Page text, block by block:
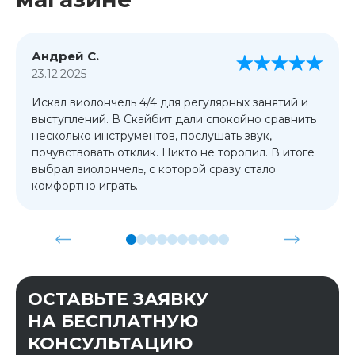
Андрей С.
23.12.2025
Искал виолончель 4/4 для регулярных занятий и
выступлений. В Скайбит дали спокойно сравнить
несколько инструментов, послушать звук,
почувствовать отклик. Никто не торопил. В итоге
выбрал виолончель, с которой сразу стало
комфортно играть.
ОСТАВЬТЕ ЗАЯВКУ
НА БЕСПЛАТНУЮ
КОНСУЛЬТАЦИЮ